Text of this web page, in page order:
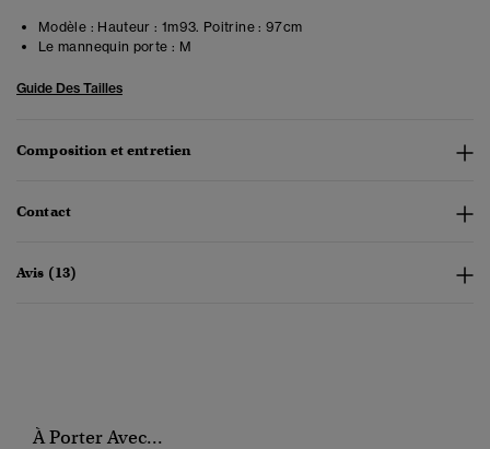
Modèle : Hauteur : 1m93. Poitrine : 97cm
Le mannequin porte : M
Guide Des Tailles
Composition et entretien
Contact
Avis (13)
À Porter Avec...